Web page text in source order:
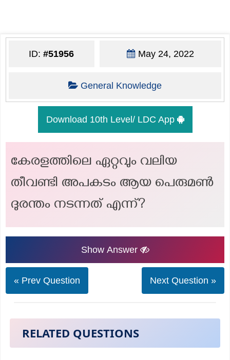
ID:#51956 May 24, 2022
General Knowledge
Download 10th Level/ LDC App
കേരളത്തിലെ ഏറ്റവും വലിയ
തീവണ്ടി അപകടം ആയ പെരുമൺ
ദുരന്തം നടന്നത് എന്ന്?
Show Answer
« Prev Question Next Question »
RELATED QUESTIONS